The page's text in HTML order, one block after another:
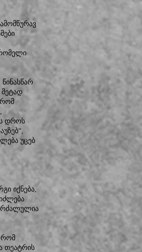
რომ
დროს
უცებ
იქნება,
რომ
თეატრის